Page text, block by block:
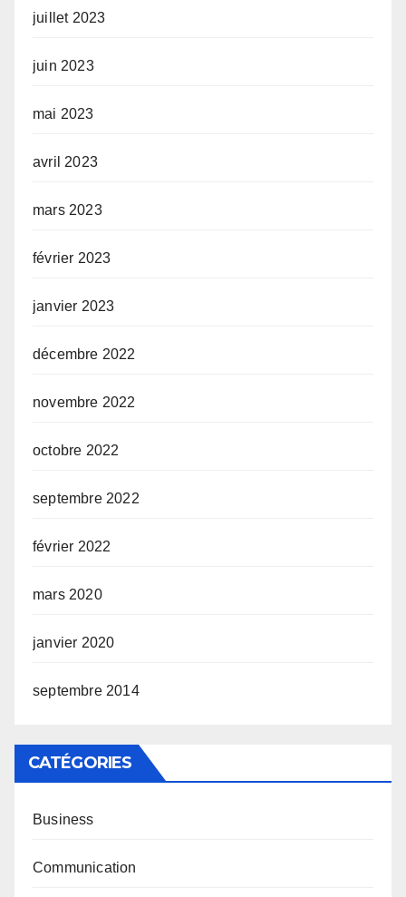
juillet 2023
juin 2023
mai 2023
avril 2023
mars 2023
février 2023
janvier 2023
décembre 2022
novembre 2022
octobre 2022
septembre 2022
février 2022
mars 2020
janvier 2020
septembre 2014
CATÉGORIES
Business
Communication